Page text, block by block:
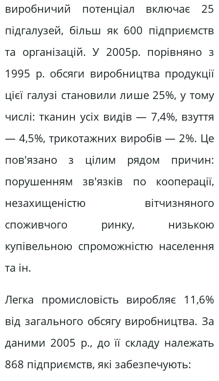
виробничий потенціал включає 25
підгалузей, більш як 600 підприємств
та організацій. У 2005р. порівняно з
1995 р. обсяги виробництва продукції
цієї галузі становили лише 25%, у тому
числі: тканин усіх видів — 7,4%, взуття
— 4,5%, трикотажних виробів — 2%. Це
пов'язано з цілим рядом причин:
порушенням зв'язків по кооперації,
незахищеністю вітчизняного
споживчого ринку, низькою
купівельною спроможністю населення
та ін.
Легка промисловість виробляє 11,6%
від загального обсягу виробництва. За
даними 2005 р., до її складу належать
868 підприємств, які забезпечують: